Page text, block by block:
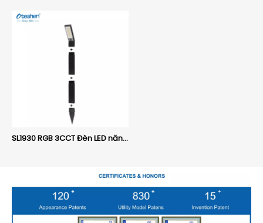
SL1930 RGB 3CCT Đèn LED năng lượng mặt trời Đèn LED ngoài trời IP65 Đèn năng lượng mặt trời chống nước Trang trí sân vườn